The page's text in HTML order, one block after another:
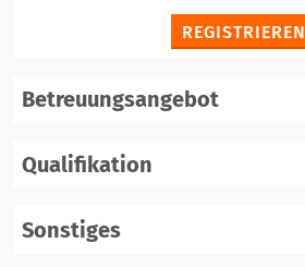
REGISTRIEREN
Betreuungsangebot
Qualifikation
Sonstiges